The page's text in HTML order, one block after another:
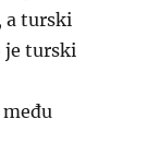
a turski
je turski